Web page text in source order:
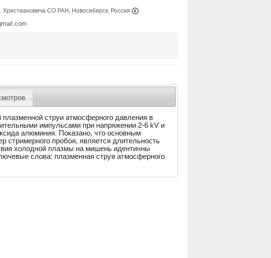
Христиановича СО РАН, Новосибирск, Россия
струи атмосферного давления в
импульсами при напряжении 2-6 kV и
алюминия. Показано, что основным
стримерного пробоя, является длительность
холодной плазмы на мишень идентичны
слова: плазменная струя атмосферного